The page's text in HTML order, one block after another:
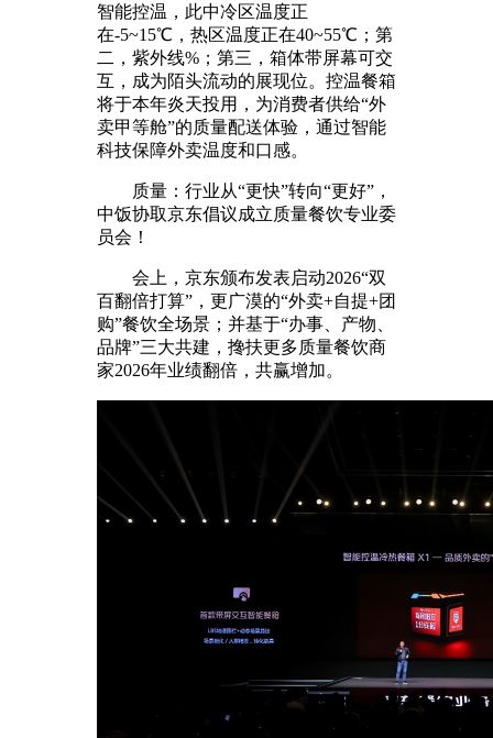
智能控温，此中冷区温度正
在-5~15℃，热区温度正在40~55℃；第
二，紫外线%；第三，箱体带屏幕可交
互，成为陌头流动的展现位。控温餐箱
将于本年炎天投用，为消费者供给“外
卖甲等舱”的质量配送体验，通过智能
科技保障外卖温度和口感。
质量：行业从“更快”转向“更好”，
中饭协取京东倡议成立质量餐饮专业委
员会！
会上，京东颁布发表启动2026“双
百翻倍打算”，更广漠的“外卖+自提+团
购”餐饮全场景；并基于“办事、产物、
品牌”三大共建，搀扶更多质量餐饮商
家2026年业绩翻倍，共赢增加。